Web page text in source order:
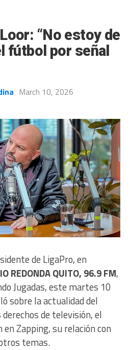
“No estoy de
fútbol por señal
March 10, 2026
de LigaPro, en
REDONDA QUITO, 96.9 FM,
Jugadas, este martes 10
sobre la actualidad del
de televisión, el
Zapping, su relación con
temas.